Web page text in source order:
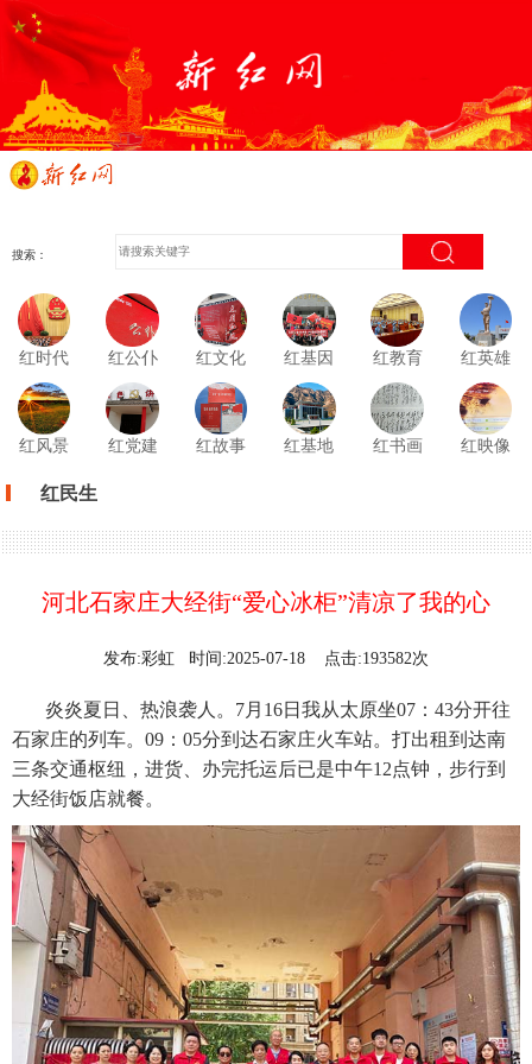
搜索：
红时代 红公仆 红文化 红基因 红教育 红英雄
红风景 红党建 红故事 红基地 红书画 红映像
红民生
河北石家庄大经街“爱心冰柜”清凉了我的心
发布:彩虹 时间:2025-07-18 点击:193582次
炎炎夏日、热浪袭人。7月16日我从太原坐07：43分开往
石家庄的列车。09：05分到达石家庄火车站。打出租到达南
三条交通枢纽，进货、办完托运后已是中午12点钟，步行到
大经街饭店就餐。